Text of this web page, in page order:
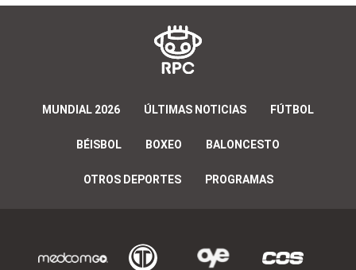
MUNDIAL 2026 ÚLTIMAS NOTICIAS FÚTBOL
BÉISBOL BOXEO BALONCESTO
OTROS DEPORTES PROGRAMAS